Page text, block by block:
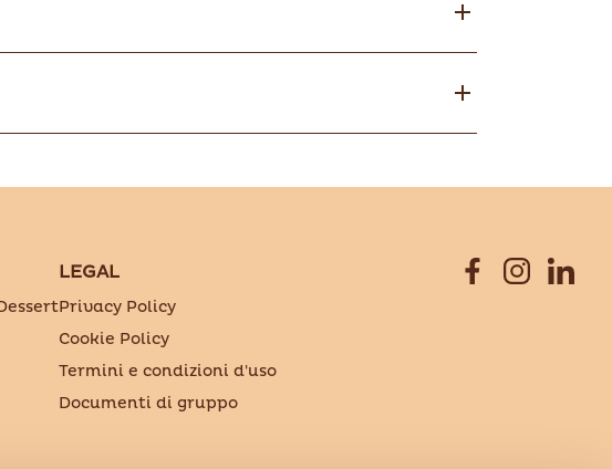
LEGAL
Privacy Policy
Cookie Policy
Termini e condizioni d'uso
Documenti di gruppo